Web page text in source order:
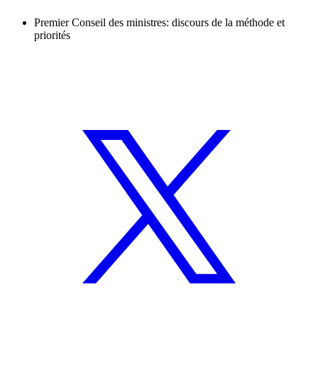
Premier Conseil des ministres: discours de la méthode et
priorités